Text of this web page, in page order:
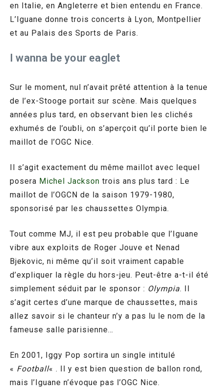
en Italie, en Angleterre et bien entendu en France.
L’Iguane donne trois concerts à Lyon, Montpellier
et au Palais des Sports de Paris.
I wanna be your eaglet
Sur le moment, nul n’avait prêté attention à la tenue
de l’ex-Stooge portait sur scène. Mais quelques
années plus tard, en observant bien les clichés
exhumés de l’oubli, on s’aperçoit qu’il porte bien le
maillot de l’OGC Nice.
Il s’agit exactement du même maillot avec lequel
posera Michel Jackson trois ans plus tard : Le
maillot de l’OGCN de la saison 1979-1980,
sponsorisé par les chaussettes Olympia.
Tout comme MJ, il est peu probable que l’Iguane
vibre aux exploits de Roger Jouve et Nenad
Bjekovic, ni même qu’il soit vraiment capable
d’expliquer la règle du hors-jeu. Peut-être a-t-il été
simplement séduit par le sponsor : Olympia. Il
s’agit certes d’une marque de chaussettes, mais
allez savoir si le chanteur n’y a pas lu le nom de la
fameuse salle parisienne…
En 2001, Iggy Pop sortira un single intitulé
« Football« . Il y est bien question de ballon rond,
mais l’Iguane n’évoque pas l’OGC Nice.